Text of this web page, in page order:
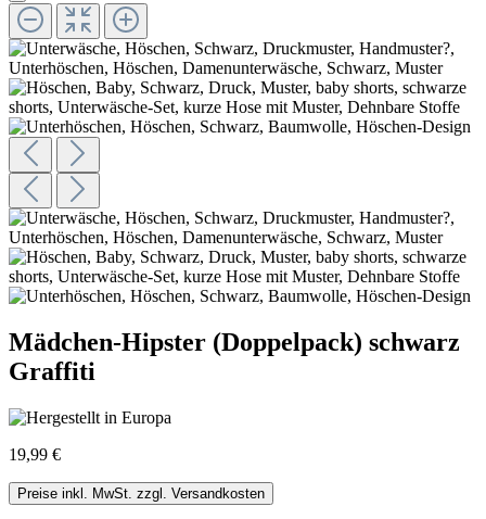
Mädchen-Hipster (Doppelpack) schwarz
Graffiti
19,99 €
Preise inkl. MwSt. zzgl. Versandkosten